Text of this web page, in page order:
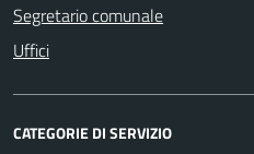
Segretario comunale
Uffici
CATEGORIE DI SERVIZIO